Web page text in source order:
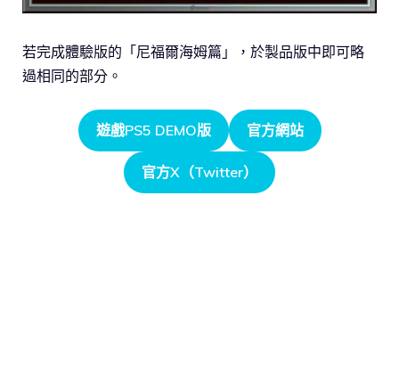
若完成體驗版的「尼福爾海姆篇」，於製品版中即可略
過相同的部分。
遊戲PS5 DEMO版 官方網站
官方X（Twitter）